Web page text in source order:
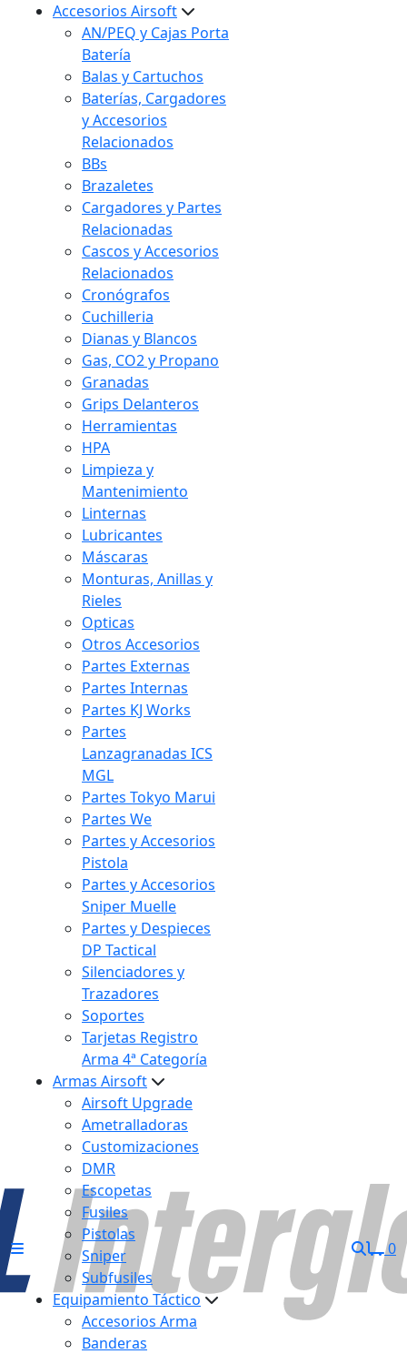
Accesorios Airsoft
AN/PEQ y Cajas Porta
Batería
Balas y Cartuchos
Baterías, Cargadores
y Accesorios
Relacionados
BBs
Brazaletes
Cargadores y Partes
Relacionadas
Cascos y Accesorios
Relacionados
Cronógrafos
Cuchilleria
Dianas y Blancos
Gas, CO2 y Propano
Granadas
Grips Delanteros
Herramientas
HPA
Limpieza y
Mantenimiento
Linternas
Lubricantes
Máscaras
Monturas, Anillas y
Rieles
Opticas
Otros Accesorios
Partes Externas
Partes Internas
Partes KJ Works
Partes
Lanzagranadas ICS
MGL
Partes Tokyo Marui
Partes We
Partes y Accesorios
Pistola
Partes y Accesorios
Sniper Muelle
Partes y Despieces
DP Tactical
Silenciadores y
Trazadores
Soportes
Tarjetas Registro
Arma 4ª Categoría
Armas Airsoft
Airsoft Upgrade
Ametralladoras
Customizaciones
DMR
Escopetas
Fusiles
Pistolas
Sniper
Subfusiles
Equipamiento Táctico
Accesorios Arma
Banderas
0